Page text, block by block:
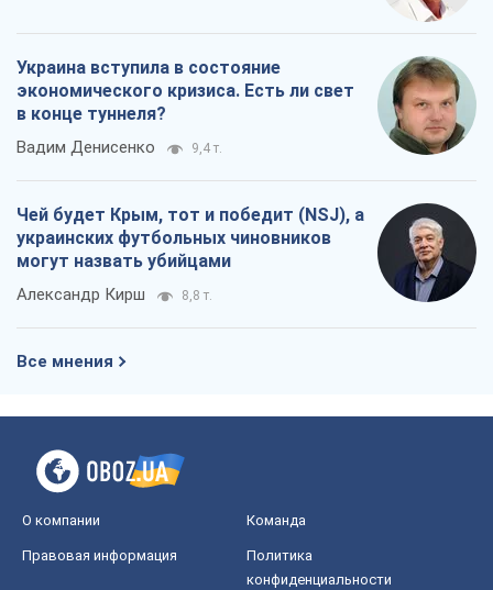
Украина вступила в состояние
экономического кризиса. Есть ли свет
в конце туннеля?
Вадим Денисенко 9,4 т.
Чей будет Крым, тот и победит (NSJ), а
украинских футбольных чиновников
могут назвать убийцами
Александр Кирш 8,8 т.
Все мнения
О компании Команда
Правовая информация
Политика
конфиденциальности